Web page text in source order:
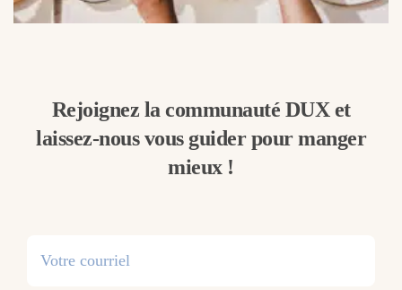
Rejoignez la communauté DUX et
laissez-nous vous guider pour manger
mieux !